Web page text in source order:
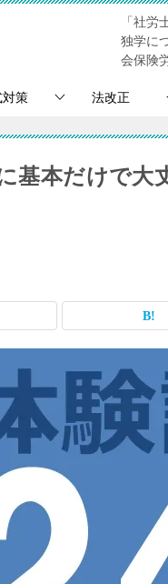
「社
独学に
会保険
対策 法改正
基本だけで大